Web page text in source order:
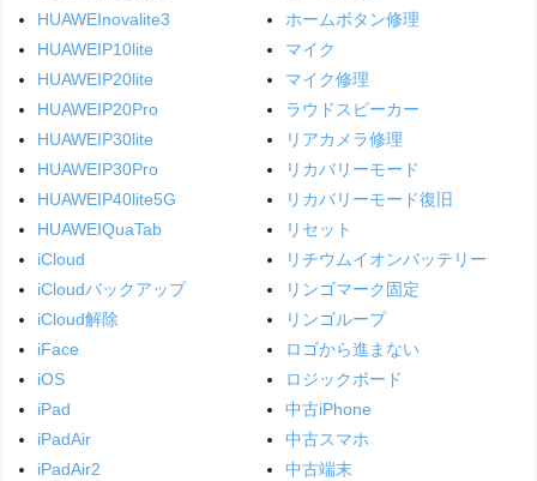
HUAWEInovalite3
HUAWEIP10lite
HUAWEIP20lite
HUAWEIP20Pro
HUAWEIP30lite
HUAWEIP30Pro
HUAWEIP40lite5G
HUAWEIQuaTab
iCloud
iCloudバックアップ
iCloud解除
iFace
iOS
iPad
iPadAir
iPadAir2
ホームボタン修理
マイク
マイク修理
ラウドスピーカー
リアカメラ修理
リカバリーモード
リカバリーモード復旧
リセット
リチウムイオンバッテリー
リンゴマーク固定
リンゴループ
ロゴから進まない
ロジックボード
中古iPhone
中古スマホ
中古端末